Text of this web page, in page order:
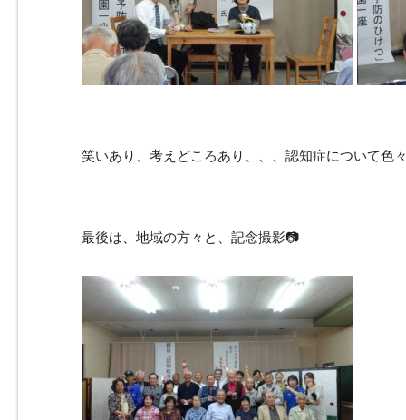
笑いあり、考えどころあり、、、認知症について色
最後は、地域の方々と、記念撮影📷